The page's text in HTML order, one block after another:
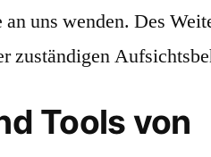
uns wenden. Des
zuständigen
Tools von